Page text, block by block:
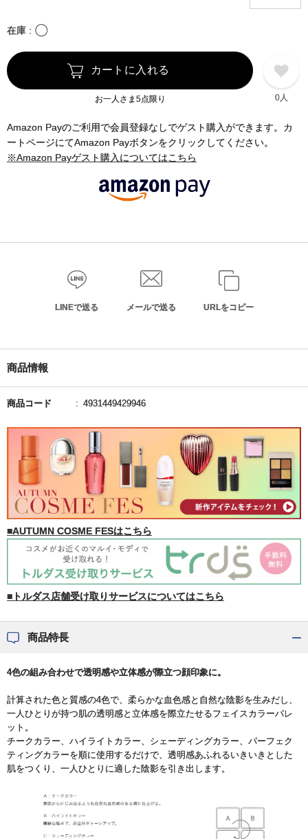
在庫 〇
カートに入れる
お一人さま5点限り 0人
Amazon Payのご利用で会員登録なしでゲスト購入ができます。カ
ートページにてAmazon Payボタンをクリックしてください。
※Amazon Payゲスト購入についてはこちら
LINEで送る メールで送る URLをコピー
商品情報
商品コード 4931449429946
■AUTUMN COSME FESはこちら
■トルダス店舗受け取りサービスについてはこちら
商品特長
4色の組み合わせで透明感や立体感が際立つ顔印象に。
計算された色と質感の4色で、柔らかな血色感と自然な陰影を生みだし、
一人ひとりが持つ肌の透明感と立体感を際立たせるフェイスカラーパレ
ット。
チークカラー、ハイライトカラー、シェーディングカラー、パーフェク
ティングカラーを順に使用するだけで、透明感あふれるいきいきとした
肌をつくり、一人ひとりに適した陰影を引き出します。